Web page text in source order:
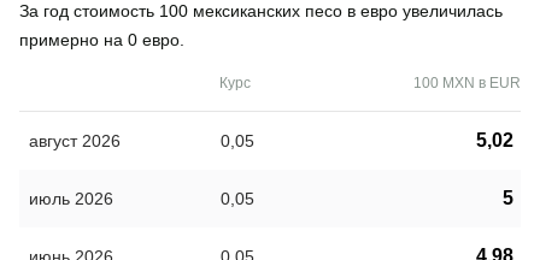
За год стоимость 100 мексиканских песо в евро увеличилась
примерно на 0 евро.
Курс 100 MXN в EUR
август 2026 0,05 5,02
июль 2026 0,05 5